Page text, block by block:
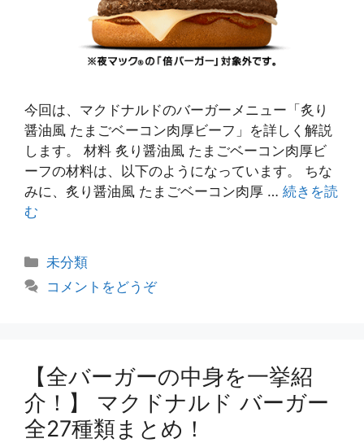
今回は、マクドナルドのバーガーメニュー「炙り
醤油風 たまごベーコン肉厚ビーフ」を詳しく解説
します。 材料 炙り醤油風 たまごベーコン肉厚ビ
ーフの材料は、以下のようになっています。 ちな
みに、炙り醤油風 たまごベーコン肉厚 … 続きを読
む
カ
未分類
コメントをどうぞ
【全バーガーの中身を一挙紹
介！】 マクドナルド バーガー
全27種類まとめ！